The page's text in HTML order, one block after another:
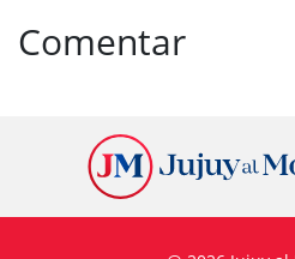
Comentar